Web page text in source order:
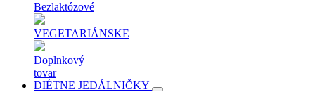
Bezlaktózové
VEGETARIÁNSKE
Doplnkový
tovar
DIÉTNE JEDÁLNIČKY